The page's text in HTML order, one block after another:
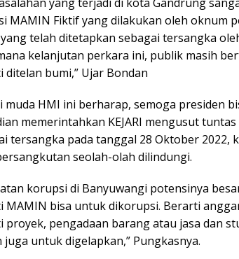
MAMIN Fiktif yang dilakukan oleh oknum
telah ditetapkan sebagai tersangka
kelanjutan perkara ini, publik masih
ditelan bumi,” Ujar Bondan
muda HMI ini berharap, semoga presiden
memerintahkan KEJARI mengusut
tersangka pada tanggal 28 Oktober 2022,
seolah-olah dilindungi.
korupsi di Banyuwangi potensinya
MAMIN bisa untuk dikorupsi. Berarti
proyek, pengadaan barang atau jasa dan
juga untuk digelapkan,” Pungkasnya.